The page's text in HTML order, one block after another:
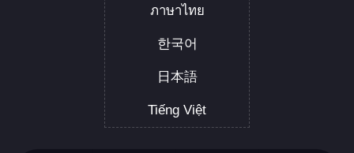
ภาษาไทย
한국어
日本語
Tiếng Việt